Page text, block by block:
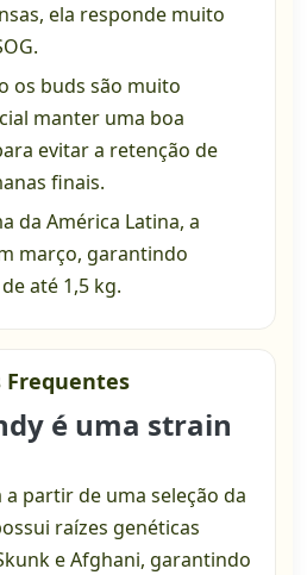
ela responde muito
os buds são muito
manter uma boa
evitar a retenção de
finais.
da América Latina, a
março, garantindo
até 1,5 kg.
Frequentes
é uma strain
a partir de uma seleção da
raízes genéticas
e Afghani, garantindo